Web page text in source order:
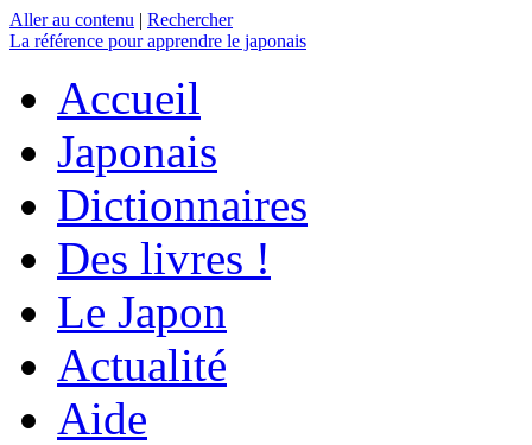
Aller au contenu | Rechercher
La référence pour apprendre le japonais
Accueil
Japonais
Dictionnaires
Des livres !
Le Japon
Actualité
Aide